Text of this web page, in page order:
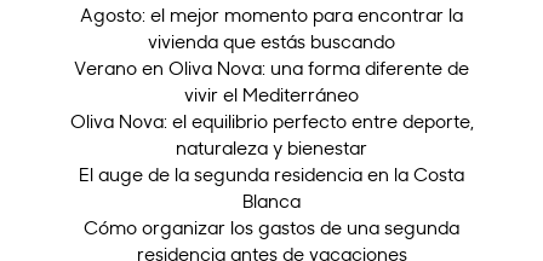
Agosto: el mejor momento para encontrar la
vivienda que estás buscando
Verano en Oliva Nova: una forma diferente de
vivir el Mediterráneo
Oliva Nova: el equilibrio perfecto entre deporte,
naturaleza y bienestar
El auge de la segunda residencia en la Costa
Blanca
Cómo organizar los gastos de una segunda
residencia antes de vacaciones